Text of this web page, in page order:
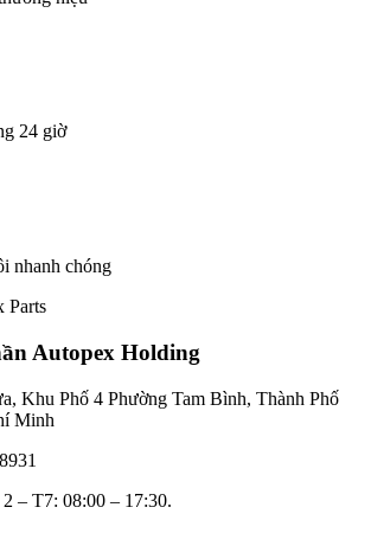
24 giờ
nhanh chóng
Autopex Holding
Khu Phố 4 Phường Tam Bình, Thành Phố
Minh
– T7: 08:00 – 17:30.